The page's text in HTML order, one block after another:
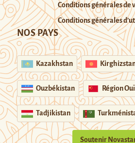
Conditions générales de
Conditions générales
NOS PAYS
Kazakhstan
Ouzbékistan Région
Tadjikistan
Soutenir